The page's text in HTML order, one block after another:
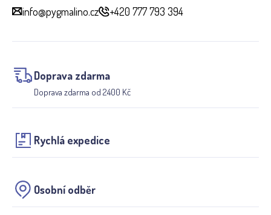
info@pygmalino.cz +420 777 793 394
Doprava zdarma
Doprava zdarma od 2400 Kč
Rychlá expedice
Osobní odběr